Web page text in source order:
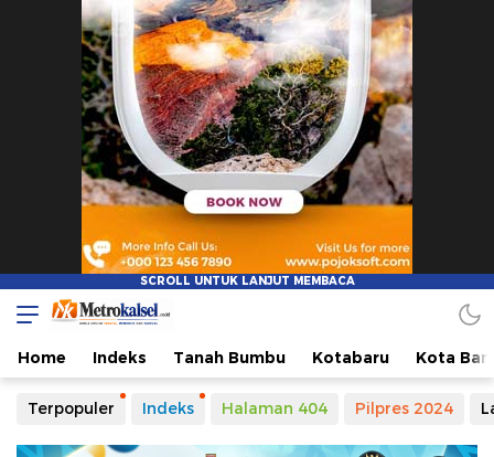
Metro Kalsel
Media Online Terkini, Faktual dan Mendidik
Home Indeks Tanah Bumbu Kotabaru Kota
Terpopuler Indeks Halaman 404 Pilpres 2024